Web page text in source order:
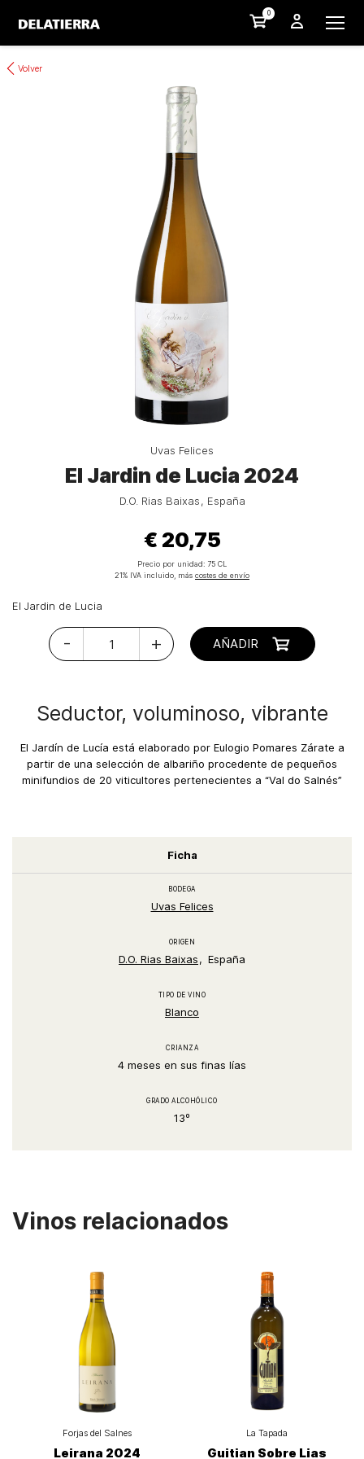
0
Volver
Uvas Felices
El Jardin de Lucia 2024
D.O. Rias Baixas España
€ 20,75
Precio por unidad: 75 CL
21% IVA incluido, más costes de envío
El Jardin de Lucia
- + AÑADIR
Seductor, voluminoso, vibrante
El Jardín de Lucía está elaborado por Eulogio Pomares Zárate a
partir de una selección de albariño procedente de pequeños
minifundios de 20 viticultores pertenecientes a “Val do Salnés”
Ficha
BODEGA
Uvas Felices
ORIGEN
D.O. Rias Baixas España
TIPO DE VINO
Blanco
CRIANZA
4 meses en sus finas lías
GRADO ALCOHÓLICO
13º
Vinos relacionados
Forjas del Salnes
Leirana 2024
La Tapada
Guitian Sobre Lias